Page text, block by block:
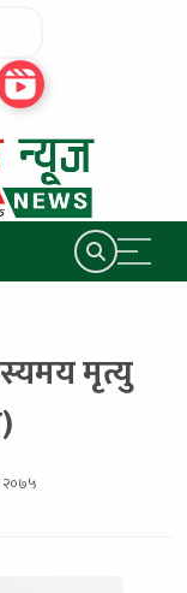
मृत्यु
२०७५